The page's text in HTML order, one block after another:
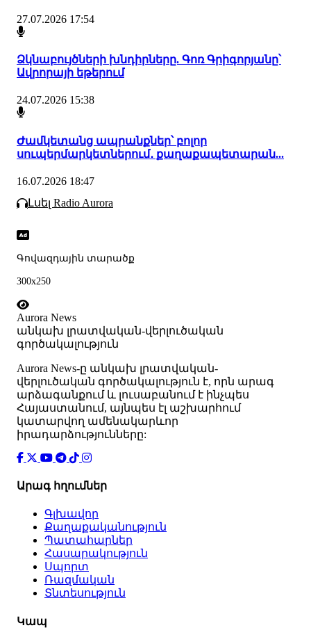
27.07.2026 17:54
Ձկնաբույծների խնդիրները. Գոռ Գրիգորյանը՝
Ավրորայի եթերում
24.07.2026 15:38
Ժամկետանց ապրանքներ՝ բոլոր
սուպերմարկետներում․ քաղաքապետարան...
16.07.2026 18:47
Լսել Radio Aurora
Գովազդային տարածք
300x250
Aurora News
անկախ լրատվական-վերլուծական
գործակալություն
Аurora News-ը անկախ լրատվական-
վերլուծական գործակալություն է, որն արագ
արձագանքում և լուսաբանում է ինչպես
Հայաստանում, այնպես էլ աշխարհում
կատարվող ամենակարևոր
իրադարձությունները:
Արագ հղումներ
Գլխավոր
Քաղաքականություն
Պատահարներ
Հասարակություն
Սպորտ
Ռազմական
Տնտեսություն
Կապ